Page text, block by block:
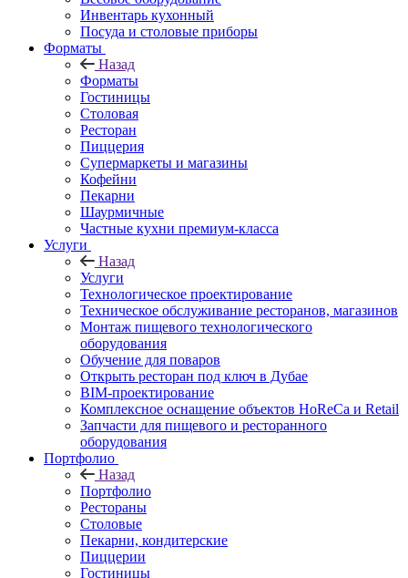
Инвентарь кухонный
Посуда и столовые приборы
Форматы
Назад
Форматы
Гостиницы
Столовая
Ресторан
Пиццерия
Супермаркеты и магазины
Кофейни
Пекарни
Шаурмичные
Частные кухни премиум-класса
Услуги
Назад
Услуги
Технологическое проектирование
Техническое обслуживание ресторанов, магазинов
Монтаж пищевого технологического
оборудования
Обучение для поваров
Открыть ресторан под ключ в Дубае
BIM-проектирование
Комплексное оснащение объектов HoReCa и Retail
Запчасти для пищевого и ресторанного
оборудования
Портфолио
Назад
Портфолио
Рестораны
Столовые
Пекарни, кондитерские
Пиццерии
Гостиницы